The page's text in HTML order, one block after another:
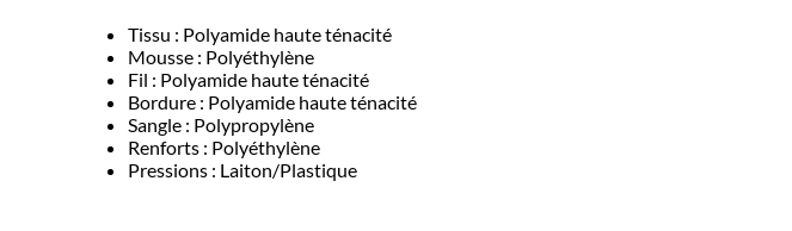
Tissu : Polyamide haute ténacité
Mousse : Polyéthylène
Fil : Polyamide haute ténacité
Bordure : Polyamide haute ténacité
Sangle : Polypropylène
Renforts : Polyéthylène
Pressions : Laiton/Plastique